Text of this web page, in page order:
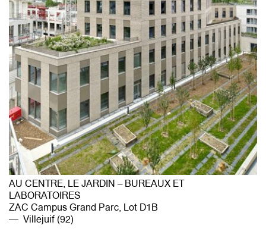
AU CENTRE, LE JARDIN – BUREAUX ET
LABORATOIRES
ZAC Campus Grand Parc, Lot D1B
Villejuif (92)